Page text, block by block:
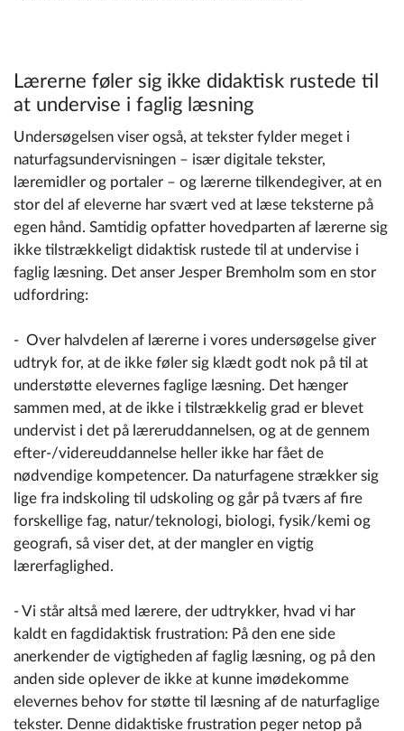
Lærerne føler sig ikke didaktisk rustede til
at undervise i faglig læsning
Undersøgelsen viser også, at tekster fylder meget i
naturfagsundervisningen – især digitale tekster,
læremidler og portaler – og lærerne tilkendegiver, at en
stor del af eleverne har svært ved at læse teksterne på
egen hånd. Samtidig opfatter hovedparten af lærerne sig
ikke tilstrækkeligt didaktisk rustede til at undervise i
faglig læsning. Det anser Jesper Bremholm som en stor
udfordring:
- Over halvdelen af lærerne i vores undersøgelse giver
udtryk for, at de ikke føler sig klædt godt nok på til at
understøtte elevernes faglige læsning. Det hænger
sammen med, at de ikke i tilstrækkelig grad er blevet
undervist i det på læreruddannelsen, og at de gennem
efter-/videreuddannelse heller ikke har fået de
nødvendige kompetencer. Da naturfagene strækker sig
lige fra indskoling til udskoling og går på tværs af fire
forskellige fag, natur/teknologi, biologi, fysik/kemi og
geografi, så viser det, at der mangler en vigtig
lærerfaglighed.
- Vi står altså med lærere, der udtrykker, hvad vi har
kaldt en fagdidaktisk frustration: På den ene side
anerkender de vigtigheden af faglig læsning, og på den
anden side oplever de ikke at kunne imødekomme
elevernes behov for støtte til læsning af de naturfaglige
tekster. Denne didaktiske frustration peger netop på